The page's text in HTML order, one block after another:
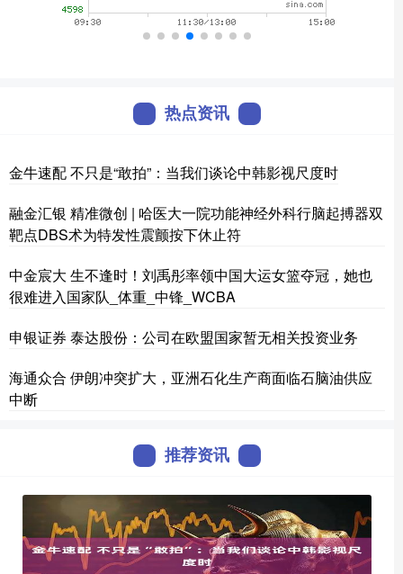
热点资讯
金牛速配 不只是“敢拍”：当我们谈论中韩影视尺度时
融金汇银 精准微创 | 哈医大一院功能神经外科行脑起搏器双
靶点DBS术为特发性震颤按下休止符
中金宸大 生不逢时！刘禹彤率领中国大运女篮夺冠，她也
很难进入国家队_体重_中锋_WCBA
申银证券 泰达股份：公司在欧盟国家暂无相关投资业务
海通众合 伊朗冲突扩大，亚洲石化生产商面临石脑油供应
中断
推荐资讯